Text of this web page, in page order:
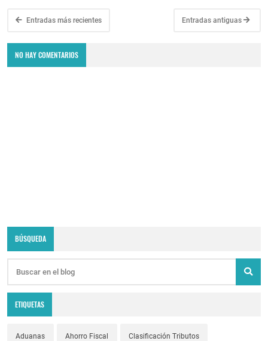
Entradas más recientes Entradas antiguas
NO HAY COMENTARIOS
BÚSQUEDA
ETIQUETAS
Aduanas Ahorro Fiscal Clasificación Tributos